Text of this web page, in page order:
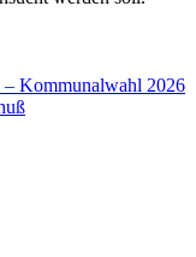
Kommunalwahl 2026